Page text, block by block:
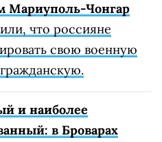
Мариуполь-Чонгар
что россияне
свою военную
и наиболее
в Броварах